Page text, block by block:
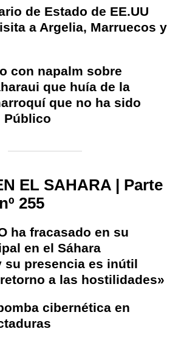
de Estado de EE.UU
a Argelia, Marruecos y
con napalm sobre
que huía de la
que no ha sido
Público
EL SAHARA | Parte
255
ha fracasado en su
en el Sáhara
su presencia es inútil
a las hostilidades»
cibernética en